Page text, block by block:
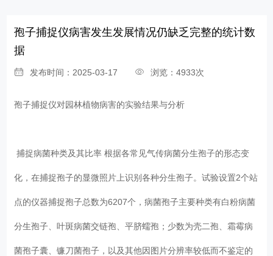
孢子捕捉仪病害发生发展情况仍缺乏完整的统计数
据
发布时间：2025-03-17 浏览：4933次
孢子捕捉仪对园林植物病害的实验结果与分析
捕捉病菌种类及其比率 根据各常见气传病菌分生孢子的形态变
化，在捕捉孢子的显微照片上识别各种分生孢子。试验设置2个站
点的仪器捕捉孢子总数为6207个，病菌孢子主要种类有白粉病菌
分生孢子、叶斑病菌交链孢、平脐蠕孢；少数为壳二孢、霜霉病
菌孢子囊、镰刀菌孢子，以及其他因图片分辨率较低而不鉴定的